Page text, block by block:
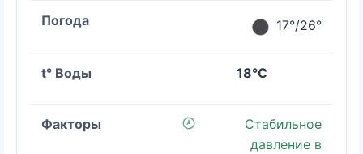
17°/26°
18°C
Стабильное
давление в